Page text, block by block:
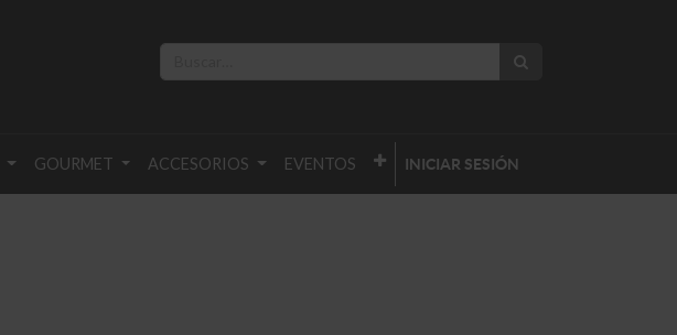
GOURMET ACCESORIOS EVENTOS INICIAR SESIÓN